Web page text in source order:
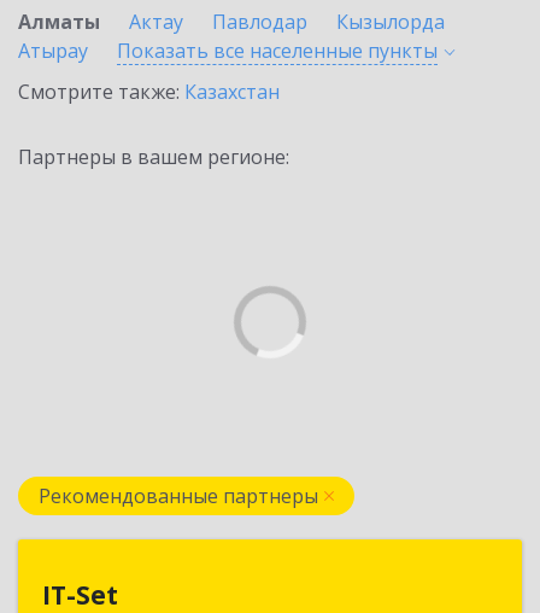
Алматы
Актау Павлодар
Кызылорда
Атырау
Показать все населенные пункты
Смотрите также: Казахстан
Партнеры в вашем регионе:
Рекомендованные партнеры
IT-Set